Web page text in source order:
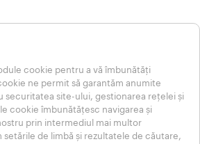
cookie pentru a vă îmbunătăți
ne permit să garantăm anumite
securitatea site-ului, gestionarea rețelei și
cookie îmbunătățesc navigarea și
prin intermediul mai multor
de limbă și rezultatele de căutare,